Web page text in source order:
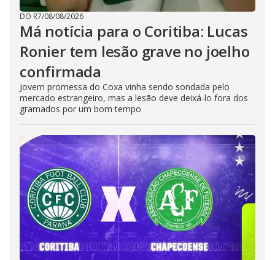
DO R7/08/08/2026
Má notícia para o Coritiba: Lucas
Ronier tem lesão grave no joelho
confirmada
Jovem promessa do Coxa vinha sendo sondada pelo
mercado estrangeiro, mas a lesão deve deixá-lo fora dos
gramados por um bom tempo